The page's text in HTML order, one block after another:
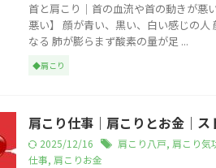
首と肩こり｜首の血流や首の動きが悪
悪い】 顔が青い、黒い、白い感じの
なる 肺が膨らまず酸素の量が足 ...
◆肩こり
肩こり仕事｜肩こりとお金｜
2025/12/16 肩こり八戸, 肩こり気
仕事, 肩こりお金